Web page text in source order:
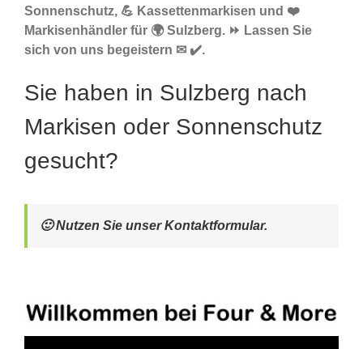
Sonnenschutz, 💪 Kassettenmarkisen und ❤️
Markisenhändler für 🌍 Sulzberg. ⏩ Lassen Sie
sich von uns begeistern ✉ ✔️.
Sie haben in Sulzberg nach
Markisen oder Sonnenschutz
gesucht?
🙂 Nutzen Sie unser Kontaktformular.